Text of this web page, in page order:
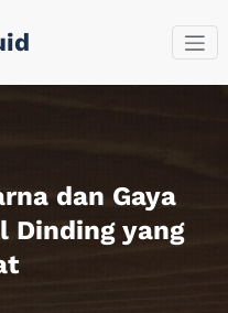
dan Gaya
Dinding yang